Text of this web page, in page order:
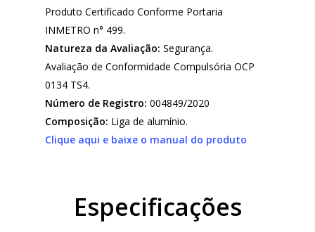
Produto Certificado Conforme Portaria
INMETRO n° 499.
Natureza da Avaliação: Segurança.
Avaliação de Conformidade Compulsória OCP
0134 TS4.
Número de Registro: 004849/2020
Composição: Liga de alumínio.
Clique aqui e baixe o manual do produto
Especificações